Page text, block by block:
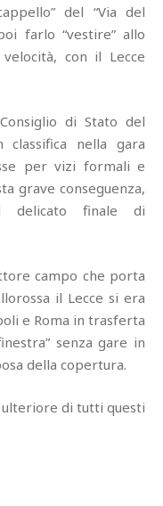
del “Via del
farlo “vestire” allo
con il Lecce
di Stato del
nella gara
per vizi formali e
grave conseguenza,
delicato finale di
campo che porta
il Lecce si era
e Roma in trasferta
senza gare in
della copertura.
ulteriore di tutti questi